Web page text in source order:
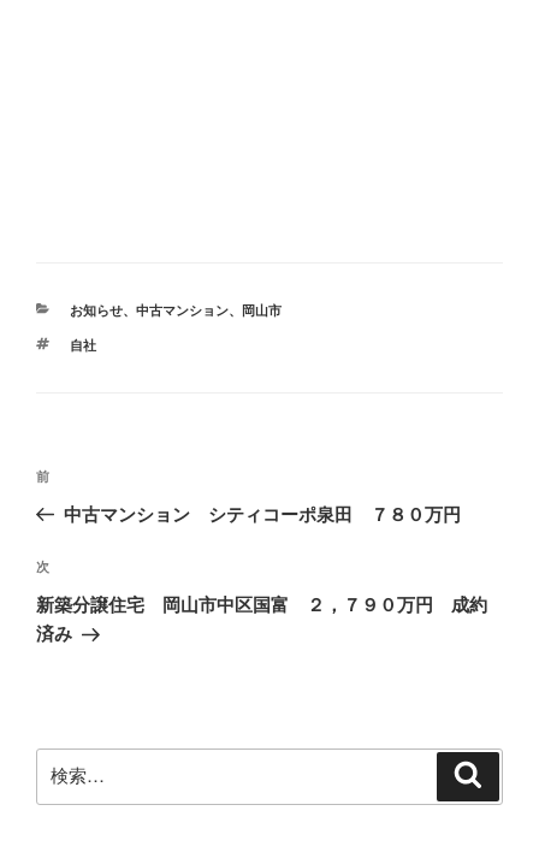
カ
ゴ
お知らせ、 中古マンション、 岡山市
タ
自社
投
ナ
ビ
ゲ
ー
前
の
稿
前
中古マンション シティコーポ泉田 ７８０万円
次
の
投
次
新築分譲住宅 岡山市中区国富 ２，７９０万円 成約
済み
索: